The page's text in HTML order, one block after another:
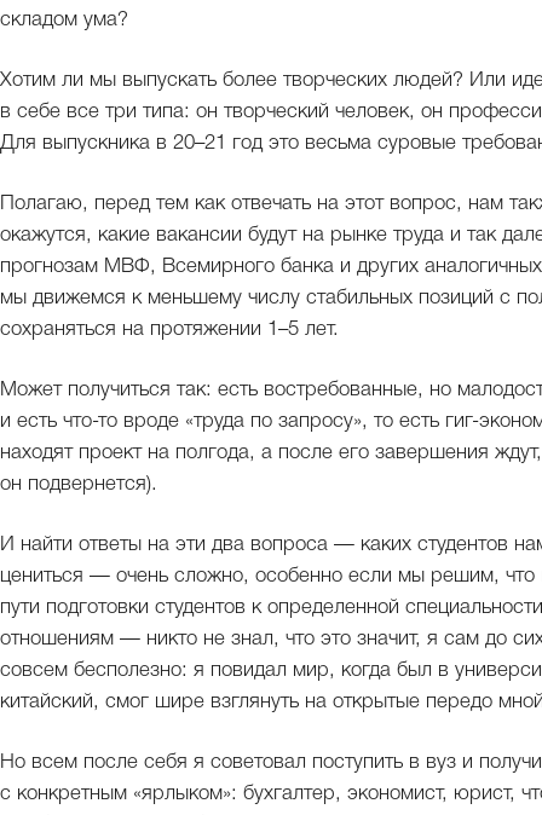
складом ума?
Хотим ли мы выпускать более творческих людей? Или
в себе все три типа: он творческий человек, он
Для выпускника в 20–21 год это весьма суровые
Полагаю, перед тем как отвечать на этот вопрос, нам
окажутся, какие вакансии будут на рынке труда и так
прогнозам МВФ, Всемирного банка и других
мы движемся к меньшему числу стабильных позиций с
сохраняться на протяжении 1–5 лет.
Может получиться так: есть востребованные, но
и есть что-то вроде «труда по запросу», то есть гиг-
находят проект на полгода, а после его завершения
он подвернется).
И найти ответы на эти два вопроса — каких студентов
цениться — очень сложно, особенно если мы решим, что
пути подготовки студентов к определенной
отношениям — никто не знал, что это значит, я сам до
совсем бесполезно: я повидал мир, когда был в
китайский, смог шире взглянуть на открытые передо
Но всем после себя я советовал поступить в вуз и
с конкретным «ярлыком»: бухгалтер, экономист, юрист,